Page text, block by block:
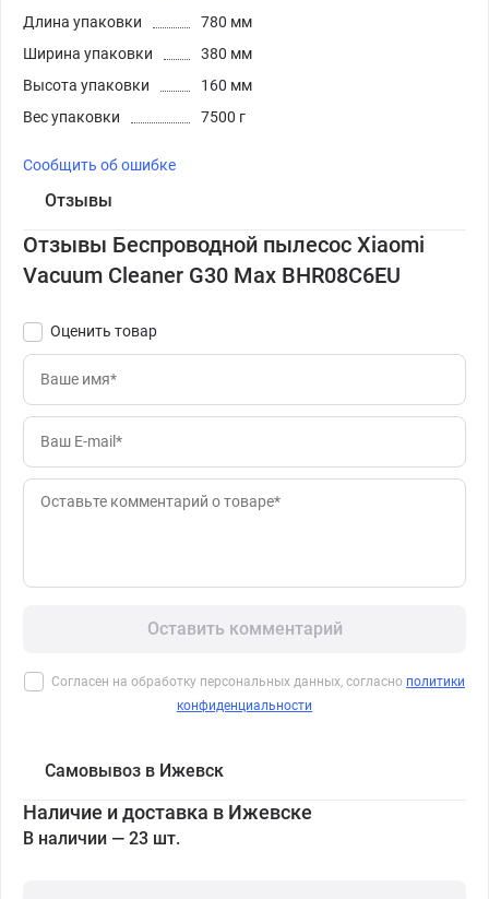
Длина упаковки
780 мм
Ширина упаковки
380 мм
Высота упаковки
160 мм
Вес упаковки
7500 г
Сообщить об ошибке
Отзывы
Отзывы Беспроводной пылесос Xiaomi
Vacuum Cleaner G30 Max BHR08C6EU
Оценить товар
Оставить комментарий
Согласен на обработку персональных данных, согласно политики
конфиденциальности
Самовывоз в Ижевск
Наличие и доставка в Ижевске
В наличии — 23 шт.